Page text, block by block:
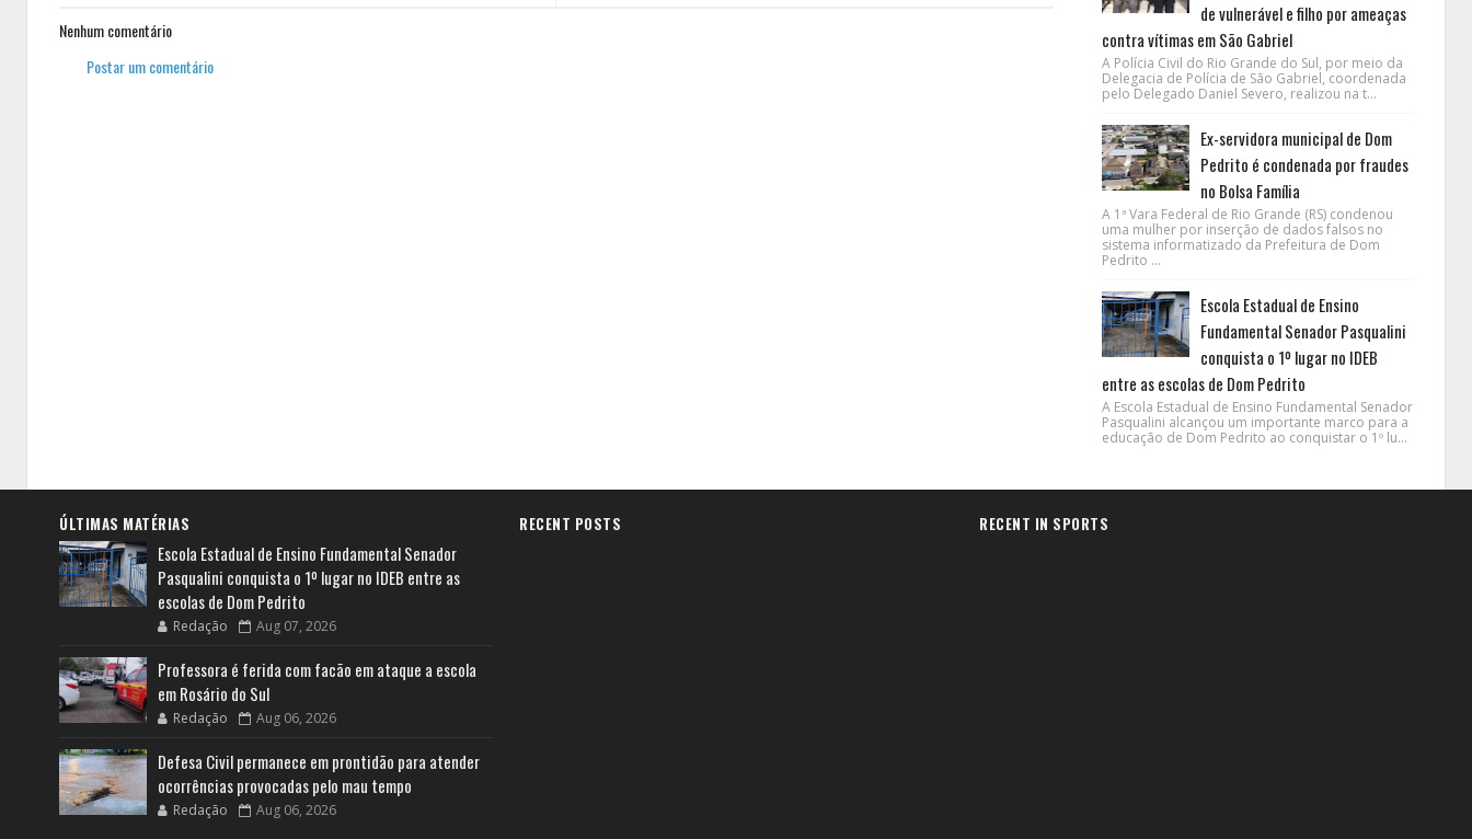
Nenhum comentário
Postar um comentário
de vulnerável e filho por ameaças
contra vítimas em São Gabriel
A Polícia Civil do Rio Grande do Sul, por meio da
Delegacia de Polícia de São Gabriel, coordenada
pelo Delegado Daniel Severo, realizou na t...
Ex-servidora municipal de Dom
Pedrito é condenada por fraudes
no Bolsa Família
A 1ª Vara Federal de Rio Grande (RS) condenou
uma mulher por inserção de dados falsos no
sistema informatizado da Prefeitura de Dom
Pedrito ...
Escola Estadual de Ensino
Fundamental Senador Pasqualini
conquista o 1º lugar no IDEB
entre as escolas de Dom Pedrito
A Escola Estadual de Ensino Fundamental Senador
Pasqualini alcançou um importante marco para a
educação de Dom Pedrito ao conquistar o 1º lu...
ÚLTIMAS MATÉRIAS
Escola Estadual de Ensino Fundamental Senador
Pasqualini conquista o 1º lugar no IDEB entre as
escolas de Dom Pedrito
Redação Aug 07, 2026
Professora é ferida com facão em ataque a escola
em Rosário do Sul
Redação Aug 06, 2026
Defesa Civil permanece em prontidão para atender
ocorrências provocadas pelo mau tempo
Redação Aug 06, 2026
RECENT POSTS RECENT IN SPORTS